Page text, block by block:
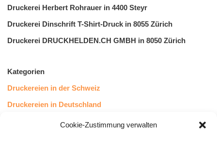
Cookie-Zustimmung verwalten
Druckerei Herbert Rohrauer in 4400 Steyr
Druckerei Dinschrift T-Shirt-Druck in 8055 Zürich
Druckerei DRUCKHELDEN.CH GMBH in 8050 Zürich
Kategorien
Druckereien in der Schweiz
Druckereien in Deutschland
Druckereien in Österreich